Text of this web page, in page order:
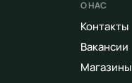
О НАС
Контакты
Вакансии
Магазины